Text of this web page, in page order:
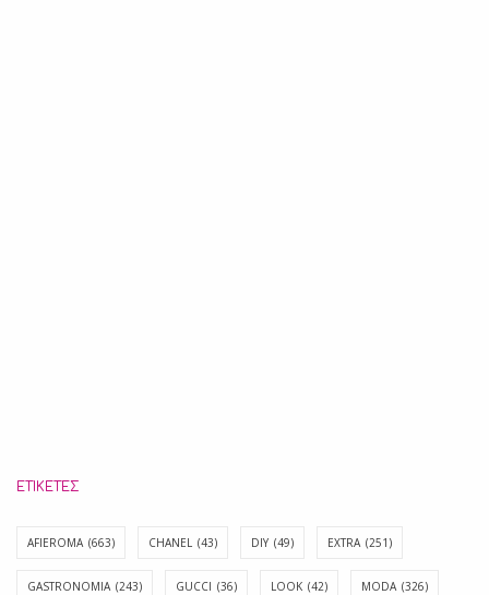
ΕΤΙΚΈΤΕΣ
AFIEROMA (663) CHANEL (43) DIY (49) EXTRA (251)
GASTRONOMIA (243) GUCCI (36) LOOK (42) MODA (326)